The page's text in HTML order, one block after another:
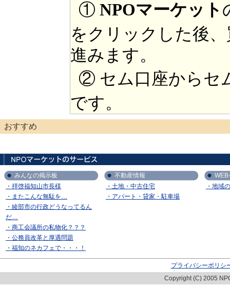
① NPOマーケット
をクリックした後
進みます。
② セム口座からセ
です。
おすすめ
みんなの掲示板
・拝啓福知山市長様
・またこんな無駄を…
・綾部市の行政どうなってるん
だ…
・商工会議所の私物化？？？
・公務員改革と厚遇問題
・福知のネカフェで・・・！
不動産情報
・土地・中古住宅
・アパート・貸家・駐車場
WEB
・地域
プライバシーポリシ
Copyright (C) 2005